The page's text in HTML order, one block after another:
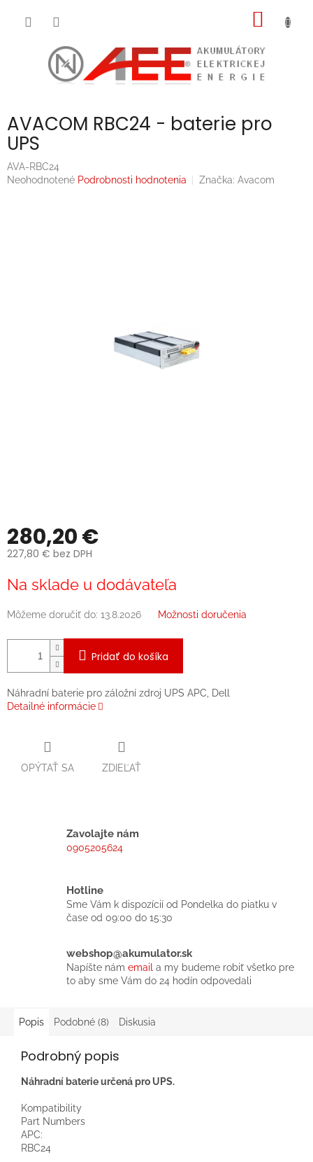
AVACOM RBC24 - baterie pro
UPS
AVA-RBC24
Priemerné
Neohodnotené Podrobnosti hodnotenia Značka: Avacom
280,20 €
227,80 € bez DPH
cena:
Na sklade u dodávateľa
Môžeme doručiť do: 13.8.2026 Možnosti doručenia
Pridať do košíka
Náhradní baterie pro záložní zdroj UPS APC, Dell
Detailné informácie
OPÝTAŤ SA ZDIEĽAŤ
Zavolajte nám
0905205624
Hotline
Sme Vám k dispozícií od Pondelka do piatku v
čase od 09:00 do 15:30
webshop@akumulator.sk
Napíšte nám email a my budeme robiť všetko pre
to aby sme Vám do 24 hodín odpovedali
Popis Podobné (8) Diskusia
Podrobný popis
Náhradní baterie určená pro UPS.
Kompatibility
Part Numbers
APC:
RBC24